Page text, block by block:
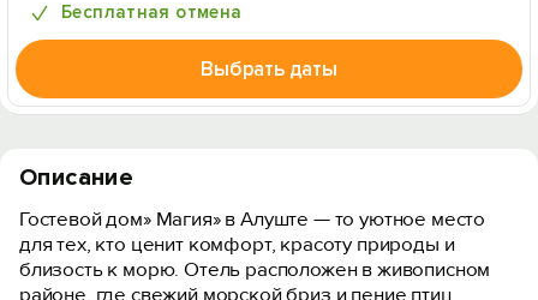
Бесплатная отмена
Выбрать даты
Описание
Гостевой дом» Магия» в Алуште — то уютное место
для тех, кто ценит комфорт, красоту природы и
близость к морю. Отель расположен в живописном
районе, где свежий морской бриз и пение птиц